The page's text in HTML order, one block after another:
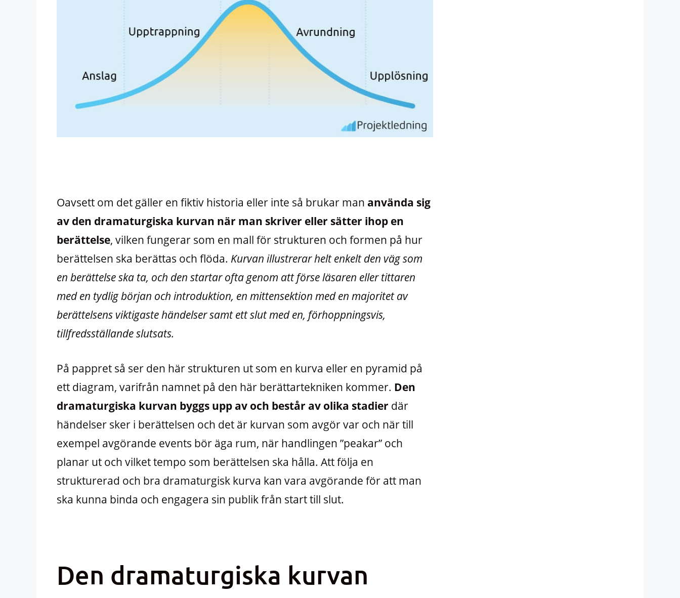
Oavsett om det gäller en fiktiv historia eller inte så brukar man använda sig
av den dramaturgiska kurvan när man skriver eller sätter ihop en
berättelse, vilken fungerar som en mall för strukturen och formen på hur
berättelsen ska berättas och flöda. Kurvan illustrerar helt enkelt den väg som
en berättelse ska ta, och den startar ofta genom att förse läsaren eller tittaren
med en tydlig början och introduktion, en mittensektion med en majoritet av
berättelsens viktigaste händelser samt ett slut med en, förhoppningsvis,
tillfredsställande slutsats.
På pappret så ser den här strukturen ut som en kurva eller en pyramid på
ett diagram, varifrån namnet på den här berättartekniken kommer. Den
dramaturgiska kurvan byggs upp av och består av olika stadier där
händelser sker i berättelsen och det är kurvan som avgör var och när till
exempel avgörande events bör äga rum, när handlingen ”peakar” och
planar ut och vilket tempo som berättelsen ska hålla. Att följa en
strukturerad och bra dramaturgisk kurva kan vara avgörande för att man
ska kunna binda och engagera sin publik från start till slut.
Den dramaturgiska kurvan